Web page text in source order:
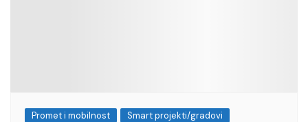
Promet i mobilnost Smart projekti/gradovi